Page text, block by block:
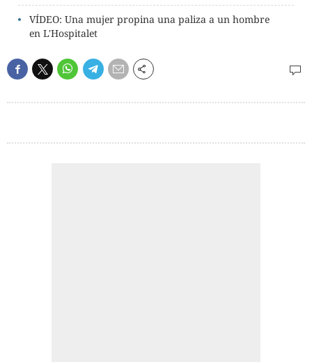
VÍDEO: Una mujer propina una paliza a un hombre
en L'Hospitalet